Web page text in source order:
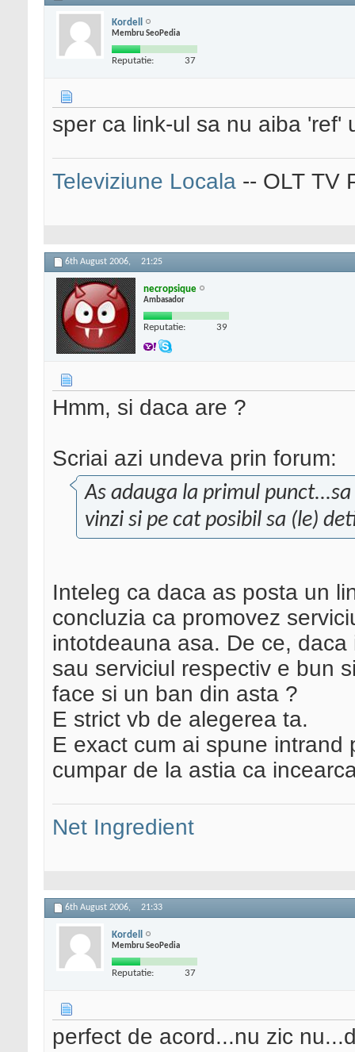
Kordell
Membru SeoPedia
Reputatie: 37
sper ca link-ul sa nu aiba 'ref'
Televiziune Locala -- OLT TV
6th August 2006, 21:25
necropsique
Ambasador
Reputatie: 39
Hmm, si daca are ?
Scriai azi undeva prin forum:
As adauga la primul
vinzi si pe cat posibil sa (le)
Inteleg ca daca as posta un
concluzia ca promovez
intotdeauna asa. De ce,
sau serviciul respectiv e bun
face si un ban din asta ?
E strict vb de alegerea ta.
E exact cum ai spune
cumpar de la astia ca
Net Ingredient
6th August 2006, 21:33
Kordell
Membru SeoPedia
Reputatie: 37
perfect de acord...nu zic